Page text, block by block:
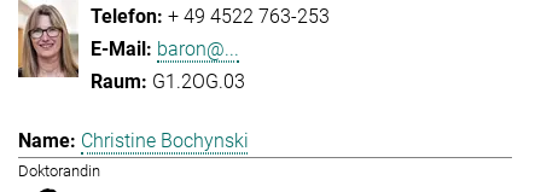
+ 49 4522 763-253
baron@...
G1.2OG.03
Christine Bochynski
Doktorandin